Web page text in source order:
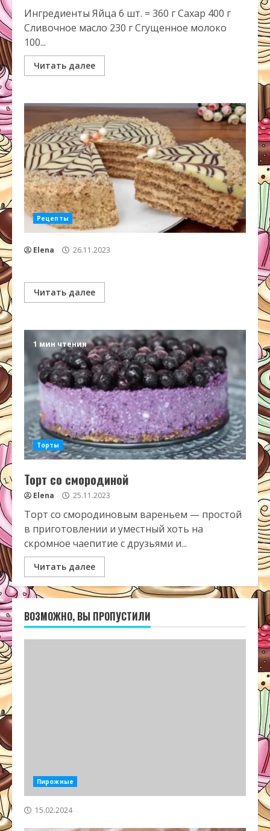
Ингредиенты Яйца 6 шт. = 360 г Сахар 400 г
Сливочное масло 230 г Сгущенное молоко
100...
Читать далее
Рецепты
Elena 26.11.2023
Читать далее
1 мин чтения
Торты
Торт со смородиной
Elena 25.11.2023
Торт со смородиновым вареньем — простой
в приготовлении и уместный хоть на
скромное чаепитие с друзьями и...
Читать далее
ВОЗМОЖНО, ВЫ ПРОПУСТИЛИ
Пирожные
15.02.2024